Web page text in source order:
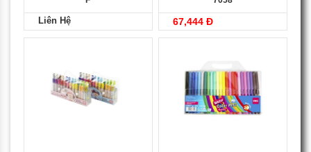
Liên Hệ 67,444 Đ